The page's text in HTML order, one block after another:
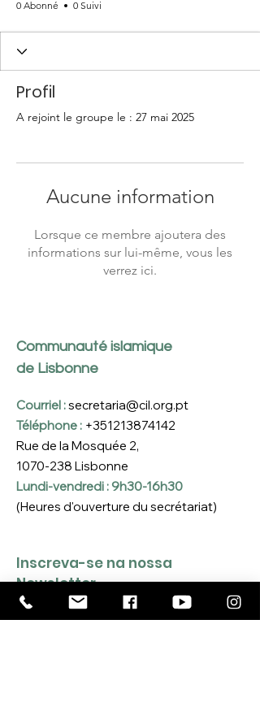
0 Abonné 0 Suivi
Profil
A rejoint le groupe le : 27 mai 2025
Aucune information
Lorsque ce membre ajoutera des
informations sur lui-même, vous les
verrez ici.
Communauté islamique
de Lisbonne
Courriel :secretaria@cil.org.pt
Téléphone : +351213874142
Rue de la Mosquée 2,
1070-238 Lisbonne
Lundi-vendredi : 9h30-16h30
(Heures d'ouverture du secrétariat)
Inscreva-se na nossa
Newsletter
Coloque o seu e-mail aqui *